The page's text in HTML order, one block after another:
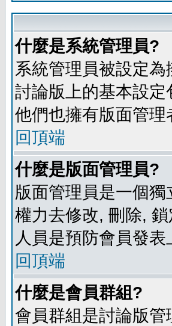
什麼是系統管理員?
系統管理員被設定
討論版上的基本設
他們也擁有版面管理
回頂端
什麼是版面管理員?
版面管理員是一個
權力去修改, 刪除,
人員是預防會員發
回頂端
什麼是會員群組?
會員群組是討論版